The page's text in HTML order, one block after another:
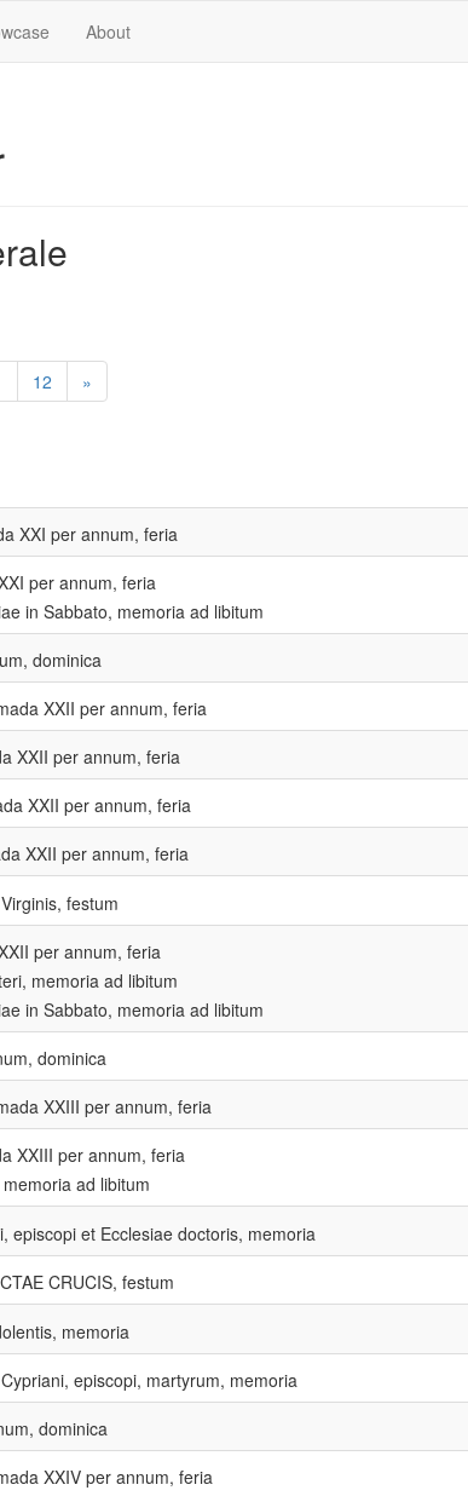
About
12 »
XXI per annum, feria
per annum, feria
in Sabbato, memoria ad libitum
dominica
XXII per annum, feria
XXII per annum, feria
XXII per annum, feria
XXII per annum, feria
festum
per annum, feria
memoria ad libitum
in Sabbato, memoria ad libitum
dominica
XXIII per annum, feria
XXIII per annum, feria
ad libitum
episcopi et Ecclesiae doctoris, memoria
CRUCIS, festum
memoria
episcopi, martyrum, memoria
dominica
XXIV per annum, feria